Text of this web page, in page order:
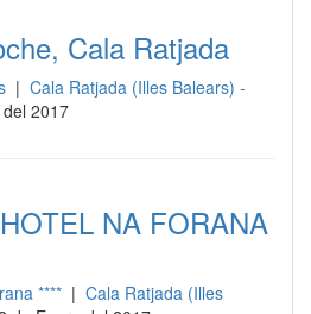
Cala Ratjada
| Cala Ratjada (Illes Balears) -
2017
NA FORANA
**** | Cala Ratjada (Illes